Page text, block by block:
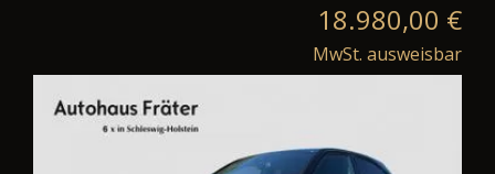
18.980,00 €
MwSt. ausweisbar